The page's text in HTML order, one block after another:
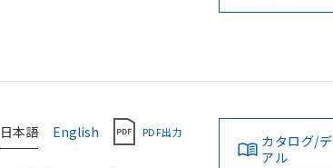
日本語 English PDF出力
カタログ/
アル